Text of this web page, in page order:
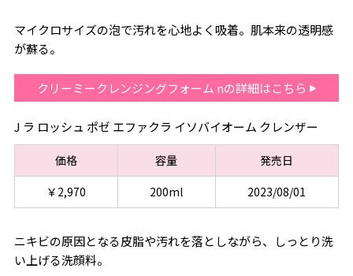
マイクロサイズの泡で汚れを心地よく吸着。肌本来の透明感
が蘇る。
クリーミークレンジングフォーム nの詳細はこちら
J ラ ロッシュ ポゼ エファクラ イソバイオーム クレンザー
価格 容量
発売日
￥2,970
200ml 2023/08/01
ニキビの原因となる皮脂や汚れを落としながら、しっとり洗
い上げる洗顔料。